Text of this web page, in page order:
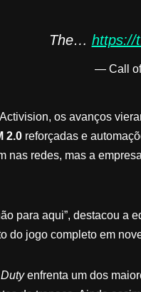
The… https://
— Call of
os avanços
2.0reforçadas e
nas redes, mas a
para aqui”, destacou a
do jogo completo em
enfrenta um dos